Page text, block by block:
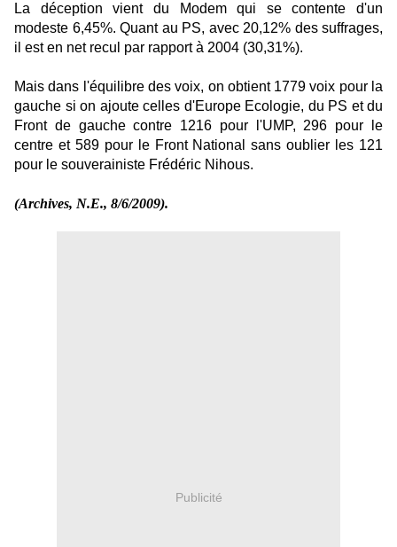
La déception vient du Modem qui se contente d'un
modeste 6,45%. Quant au PS, avec 20,12% des suffrages,
il est en net recul par rapport à 2004 (30,31%).
Mais dans l'équilibre des voix, on obtient 1779 voix pour la
gauche si on ajoute celles d'Europe Ecologie, du PS et du
Front de gauche contre 1216 pour l'UMP, 296 pour le
centre et 589 pour le Front National sans oublier les 121
pour le souverainiste Frédéric Nihous.
(Archives, N.E., 8/6/2009).
Publicité